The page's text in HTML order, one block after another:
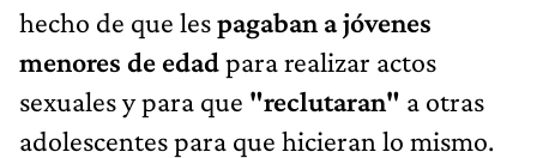
hecho de que lespagaban a jóvenes
menores de edadpara realizar actos
sexuales y para que "reclutaran" a otras
adolescentes para que hicieran lo mismo.